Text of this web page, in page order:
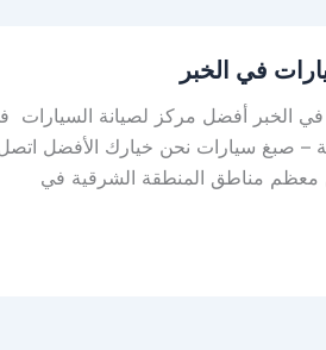
في الخبر
في الخبر أفضل مركز لصيانة
معظم مناطق المنطقة الشرقية في